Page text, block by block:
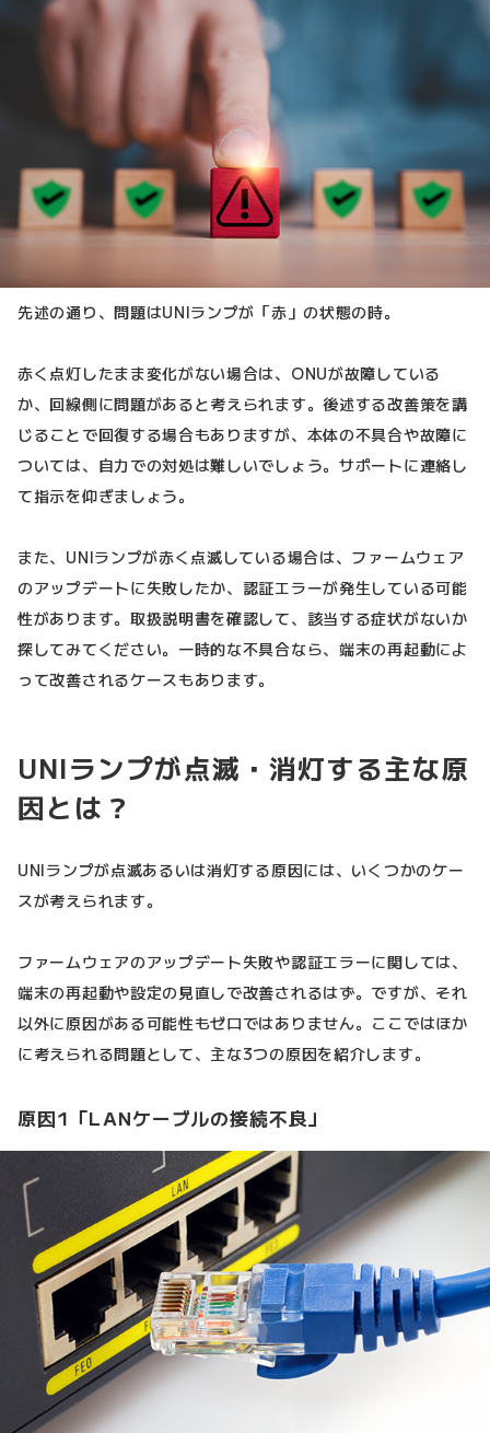
先述の通り、問題はUNIランプが「赤」の状態の時。
赤く点灯したまま変化がない場合は、ONUが故障している
か、回線側に問題があると考えられます。後述する改善策を講
じることで回復する場合もありますが、本体の不具合や故障に
ついては、自力での対処は難しいでしょう。サポートに連絡し
て指示を仰ぎましょう。
また、UNIランプが赤く点滅している場合は、ファームウェア
のアップデートに失敗したか、認証エラーが発生している可能
性があります。取扱説明書を確認して、該当する症状がないか
探してみてください。一時的な不具合なら、端末の再起動によ
って改善されるケースもあります。
UNIランプが点滅・消灯する主な原
因とは？
UNIランプが点滅あるいは消灯する原因には、いくつかのケー
スが考えられます。
ファームウェアのアップデート失敗や認証エラーに関しては、
端末の再起動や設定の見直しで改善されるはず。ですが、それ
以外に原因がある可能性もゼロではありません。ここではほか
に考えられる問題として、主な3つの原因を紹介します。
原因1「LANケーブルの接続不良」